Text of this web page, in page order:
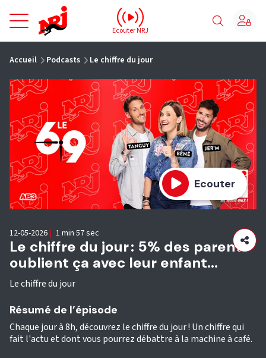
NRJ - Accueil
Ecouter NRJ
Accueil Podcasts Le chiffre du jour
Ecouter
Le chiffre du jour : 5% des parents
oublient ça avec leur enfant...
Le chiffre du jour
12-05-2026 | 1 min 57 sec
Résumé de l’épisode
Chaque jour à 8h, découvrez le chiffre du jour ! Un chiffre qui
fait l'actu et dont vous pourrez débattre à la machine à café.